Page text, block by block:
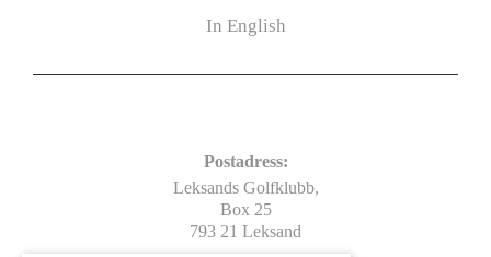
In English
Postadress:
Leksands Golfklubb,
Box 25
793 21 Leksand